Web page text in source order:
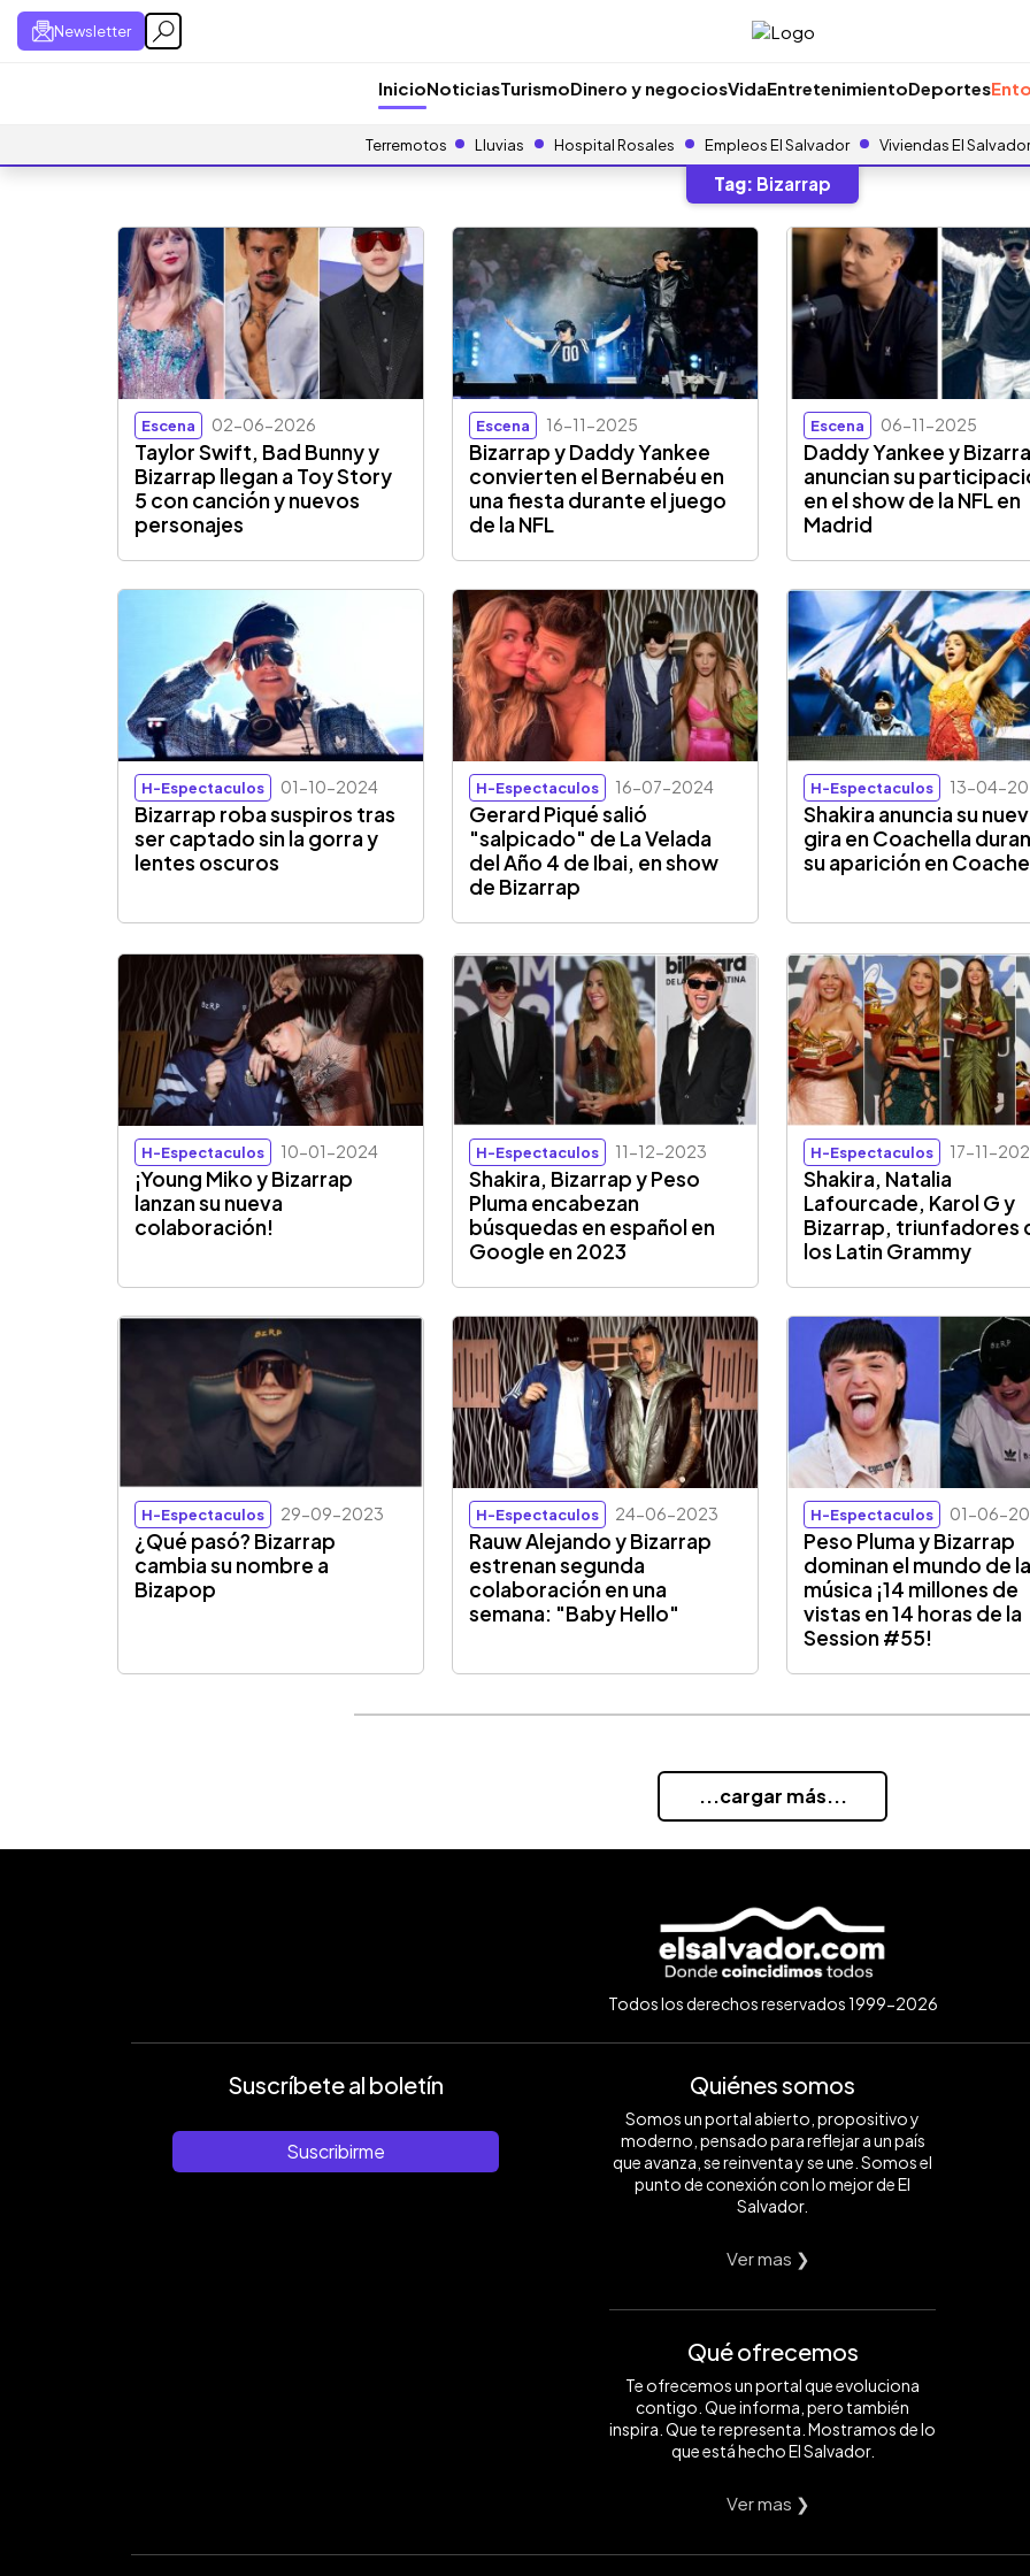
Newsletter
InicioNoticiasTurismoDinero y negociosVidaEntretenimientoDeportes
Terremotos Lluvias Hospital Rosales Empleos El Salvador Viviendas El Salvador
Tag: Bizarrap
Escena 02-06-2026
Taylor Swift, Bad Bunny y
Bizarrap llegan a Toy Story
5 con canción y nuevos
personajes
Escena 16-11-2025
Bizarrap y Daddy Yankee
convierten el Bernabéu en
una fiesta durante el juego
de la NFL
Escena 06-11-2025
Daddy Yankee y
anuncian su
en el show de la NFL en
Madrid
H-Espectaculos 01-10-2024
Bizarrap roba suspiros tras
ser captado sin la gorra y
lentes oscuros
H-Espectaculos 16-07-2024
Gerard Piqué salió
"salpicado" de La Velada
del Año 4 de Ibai, en show
de Bizarrap
H-Espectaculos 13-04-
Shakira anuncia su
gira en Coachella
su aparición en
H-Espectaculos 10-01-2024
¡Young Miko y Bizarrap
lanzan su nueva
colaboración!
H-Espectaculos 11-12-2023
Shakira, Bizarrap y Peso
Pluma encabezan
búsquedas en español en
Google en 2023
H-Espectaculos 17-11-
Shakira, Natalia
Lafourcade, Karol G y
Bizarrap, triunfadores
los Latin Grammy
H-Espectaculos 29-09-2023
¿Qué pasó? Bizarrap
cambia su nombre a
Bizapop
H-Espectaculos 24-06-2023
Rauw Alejando y Bizarrap
estrenan segunda
colaboración en una
semana: "Baby Hello"
H-Espectaculos 01-06-
Peso Pluma y Bizarrap
dominan el mundo de
música ¡14 millones de
vistas en 14 horas de la
Session #55!
...cargar más...
Todos los derechos reservados 1999-2026
Suscríbete al boletín
Suscribirme
Quiénes somos
Somos un portal abierto, propositivo y
moderno, pensado para reflejar a un país
que avanza, se reinventa y se une. Somos el
punto de conexión con lo mejor de El
Salvador.
Ver mas ❯
Qué ofrecemos
Te ofrecemos un portal que evoluciona
contigo. Que informa, pero también
inspira. Que te representa. Mostramos de lo
que está hecho El Salvador.
Ver mas ❯